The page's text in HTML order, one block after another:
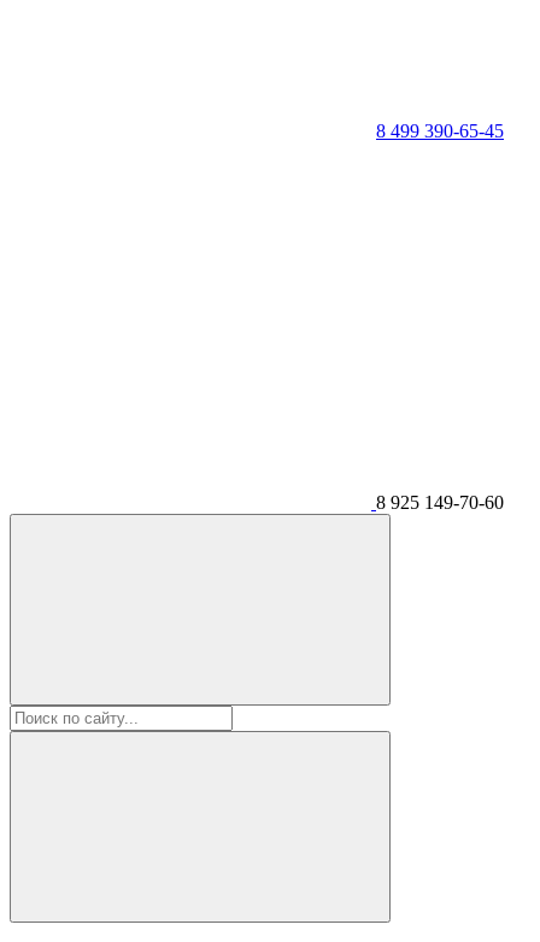
8 499 390-65-45
8 925 149-70-60